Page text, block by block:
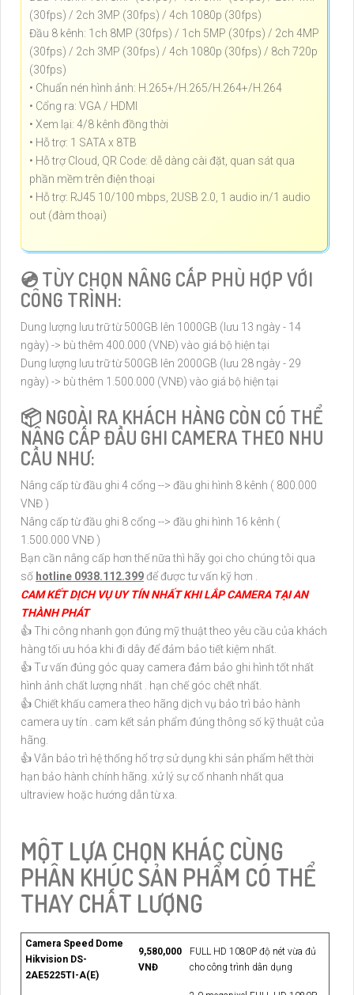
(30fps) / 2ch 3MP (30fps) / 4ch 1080p (30fps)
Đầu 8 kênh: 1ch 8MP (30fps) / 1ch 5MP (30fps) / 2ch 4MP
(30fps) / 2ch 3MP (30fps) / 4ch 1080p (30fps) / 8ch 720p
(30fps)
• Chuẩn nén hình ảnh: H.265+/H.265/H.264+/H.264
• Cổng ra: VGA / HDMI
• Xem lại: 4/8 kênh đồng thời
• Hỗ trợ: 1 SATA x 8TB
• Hỗ trợ Cloud, QR Code: dễ dàng cài đặt, quan sát qua
phần mềm trên điện thoại
• Hỗ trợ: RJ45 10/100 mbps, 2USB 2.0, 1 audio in/1 audio
out (đàm thoại)
💿 TÙY CHỌN NÂNG CẤP PHÙ HỢP VỚI
CÔNG TRÌNH:
Dung lượng lưu trữ từ 500GB lên 1000GB (lưu 13 ngày - 14
ngày) -> bù thêm 400.000 (VNĐ) vào giá bộ hiện tại
Dung lượng lưu trữ từ 500GB lên 2000GB (lưu 28 ngày - 29
ngày) -> bù thêm 1.500.000 (VNĐ) vào giá bộ hiện tại
📦 NGOÀI RA KHÁCH HÀNG CÒN CÓ THỂ
NÂNG CẤP ĐẦU GHI CAMERA THEO NHU
CẦU NHƯ:
Nâng cấp từ đầu ghi 4 cổng --> đầu ghi hình 8 kênh ( 800.000
VNĐ )
Nâng cấp từ đầu ghi 8 cổng --> đầu ghi hình 16 kênh (
1.500.000 VNĐ )
Bạn cần nâng cấp hơn thế nữa thì hãy gọi cho chúng tôi qua
số hotline 0938.112.399để được tư vấn kỹ hơn .
CAM KẾT DỊCH VỤ UY TÍN NHẤT KHI LẮP CAMERA TẠI AN
THÀNH PHÁT
👍 Thi công nhanh gọn đúng mỹ thuật theo yêu cầu của khách
hàng tối ưu hóa khi đi dây để đảm bảo tiết kiệm nhất.
👍 Tư vấn đúng góc quay camera đảm bảo ghi hình tốt nhất
hình ảnh chất lượng nhất . hạn chế góc chết nhất.
👍 Chiết khấu camera theo hãng dịch vụ bảo trì bảo hành
camera uy tín . cam kết sản phẩm đúng thông số kỹ thuật của
hãng.
👍 Vẫn bảo trì hệ thống hổ trợ sử dụng khi sản phẩm hết thời
hạn bảo hành chính hãng. xử lý sự cố nhanh nhất qua
ultraview hoặc hướng dẫn từ xa.
MỘT LỰA CHỌN KHÁC CÙNG
PHÂN KHÚC SẢN PHẨM CÓ THỂ
THAY CHẤT LƯỢNG
Camera Speed Dome
Hikvision DS-
2AE5225TI-A(E)
9,580,000
VNĐ
FULL HD 1080P độ nét vừa đủ
cho công trình dân dụng